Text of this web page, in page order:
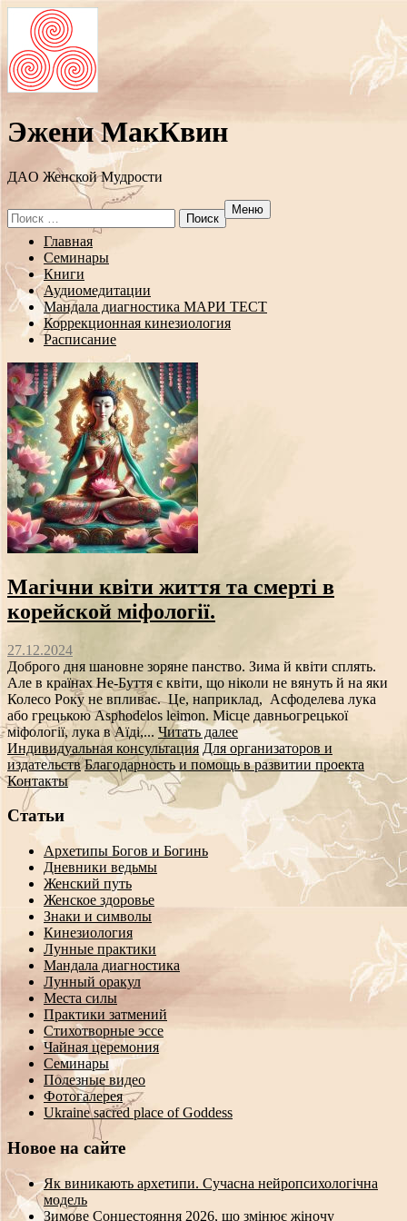
Эжени МакКвин
ДAO Женской Мудрости
Search
for:
Меню
Перейти
содержанию
Главная
Семинары
Книги
Аудиомедитации
Мандала диагностика МАРИ ТЕСТ
Коррекционная кинезиология
Расписание
Магічни квіти життя та смерті в
корейской міфології.
27.12.2024
Доброго дня шановне зоряне панство. Зима й квіти сплять.
Але в країнах Не-Буття є квіти, що ніколи не вянуть й на яки
Колесо Року не впливає. Це, наприклад, Асфоделева лука
або грецькою Asphodelos leimon. Місце давньогрецької
міфології, лука в Аїді,... Читать далее
Индивидуальная консультация Для организаторов и
издательств Благодарность и помощь в развитии проекта
Контакты
Статьи
Архетипы Богов и Богинь
Дневники ведьмы
Женский путь
Женское здоровье
Знаки и символы
Кинезиология
Лунные практики
Мандала диагностика
Лунный оракул
Места силы
Практики затмений
Стихотворные эссе
Чайная церемония
Семинары
Полезные видео
Фотогалерея
Ukraine sacred place of Goddess
Новое на сайте
Як виникають архетипи. Сучасна нейропсихологічна
модель
Зимове Сонцестояння 2026, що змінює жіночу